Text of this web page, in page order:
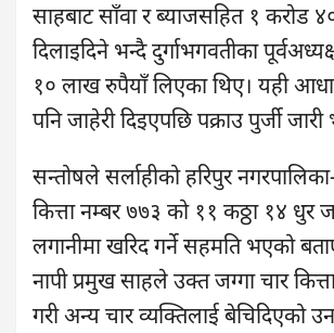
साहबाट साँवा र ब्याजसहित १ करोड
दिलाइदिने भन्दै दुर्गाभगवतीका
१० लाख रुपैयाँ लिएका थिए। यही
पनि जाहेरी दिइएपछि पक्राउ पुर्जी
सन्तोषले सर्लाहीको हरिपुर
कित्ता नम्बर ७७३ को ११ कठ्ठा १४ धुर
लगानीमा खरिद गर्ने सहमति भएको
नापी प्रमुख साहले उक्त जग्गा चार
गरी अन्य चार व्यक्तिलाई बेचिदिएको